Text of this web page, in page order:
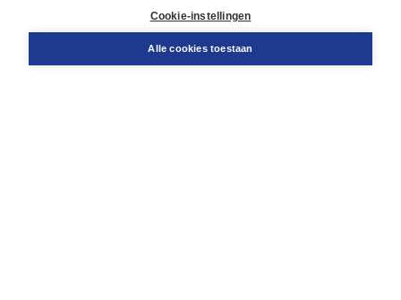
Bestellen
Cookie-instellingen
Alle cookies toestaan